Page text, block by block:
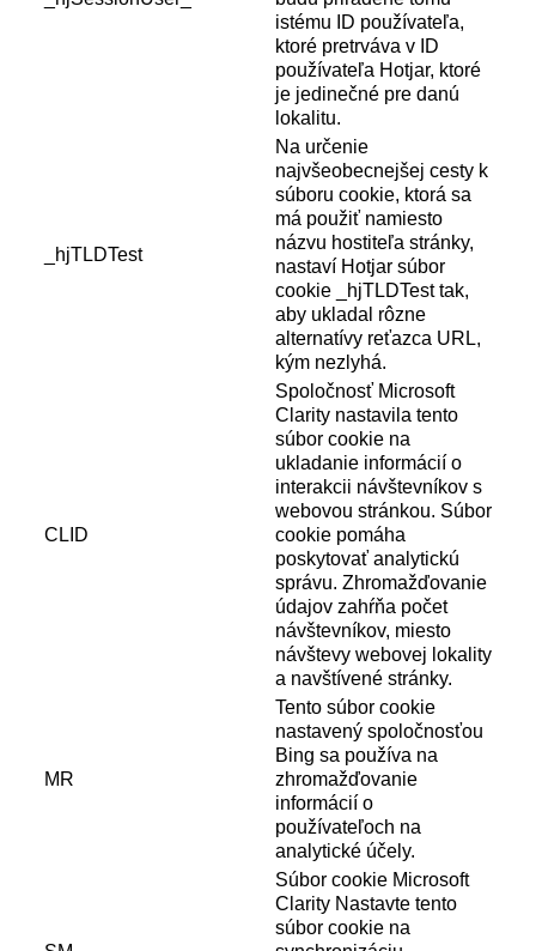
istému ID používateľa,
ktoré pretrváva v ID
používateľa Hotjar, ktoré
je jedinečné pre danú
lokalitu.
_hjTLDTest
Na určenie
najvšeobecnejšej cesty k
súboru cookie, ktorá sa
má použiť namiesto
názvu hostiteľa stránky,
nastaví Hotjar súbor
cookie _hjTLDTest tak,
aby ukladal rôzne
alternatívy reťazca URL,
kým nezlyhá.
CLID
Spoločnosť Microsoft
Clarity nastavila tento
súbor cookie na
ukladanie informácií o
interakcii návštevníkov s
webovou stránkou. Súbor
cookie pomáha
poskytovať analytickú
správu. Zhromažďovanie
údajov zahŕňa počet
návštevníkov, miesto
návštevy webovej lokality
a navštívené stránky.
MR
Tento súbor cookie
nastavený spoločnosťou
Bing sa používa na
zhromažďovanie
informácií o
používateľoch na
analytické účely.
Súbor cookie Microsoft
Clarity Nastavte tento
súbor cookie na